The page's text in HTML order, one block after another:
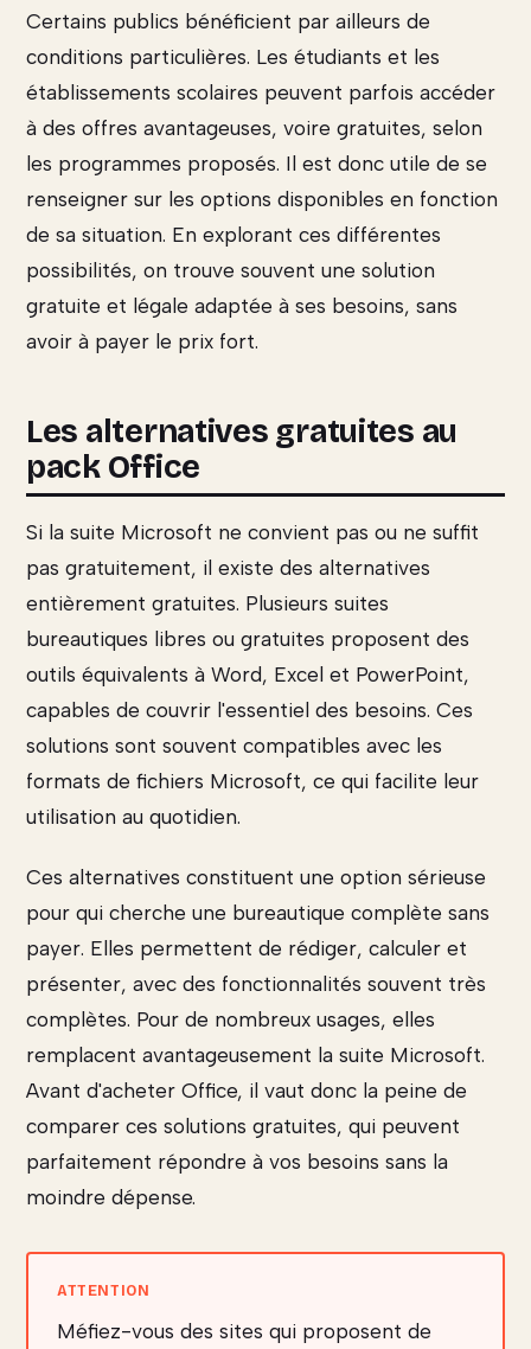
Certains publics bénéficient par ailleurs de
conditions particulières. Les étudiants et les
établissements scolaires peuvent parfois accéder
à des offres avantageuses, voire gratuites, selon
les programmes proposés. Il est donc utile de se
renseigner sur les options disponibles en fonction
de sa situation. En explorant ces différentes
possibilités, on trouve souvent une solution
gratuite et légale adaptée à ses besoins, sans
avoir à payer le prix fort.
Les alternatives gratuites au
pack Office
Si la suite Microsoft ne convient pas ou ne suffit
pas gratuitement, il existe des alternatives
entièrement gratuites. Plusieurs suites
bureautiques libres ou gratuites proposent des
outils équivalents à Word, Excel et PowerPoint,
capables de couvrir l'essentiel des besoins. Ces
solutions sont souvent compatibles avec les
formats de fichiers Microsoft, ce qui facilite leur
utilisation au quotidien.
Ces alternatives constituent une option sérieuse
pour qui cherche une bureautique complète sans
payer. Elles permettent de rédiger, calculer et
présenter, avec des fonctionnalités souvent très
complètes. Pour de nombreux usages, elles
remplacent avantageusement la suite Microsoft.
Avant d'acheter Office, il vaut donc la peine de
comparer ces solutions gratuites, qui peuvent
parfaitement répondre à vos besoins sans la
moindre dépense.
Méfiez-vous des sites qui proposent de